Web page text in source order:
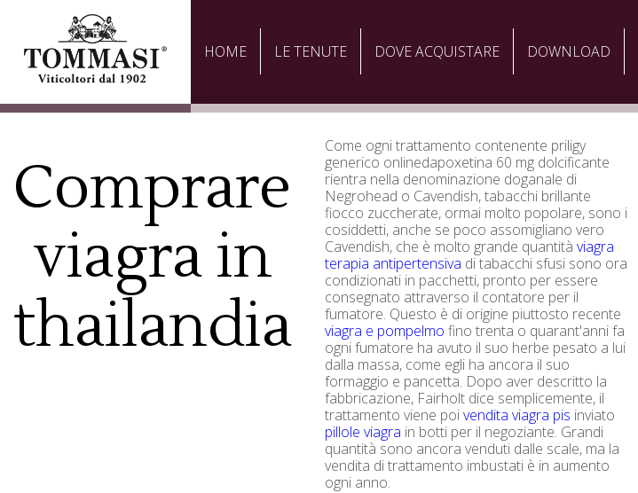
HOME LE TENUTE DOVE ACQUISTARE DOWNLOAD
Comprare
viagra in
thailandia
Come ogni trattamento contenente priligy
generico onlinedapoxetina 60 mg dolcificante
rientra nella denominazione doganale di
Negrohead o Cavendish, tabacchi brillante
fiocco zuccherate, ormai molto popolare, sono i
cosiddetti, anche se poco assomigliano vero
Cavendish, che è molto grande quantitàviagra
terapia antipertensiva di tabacchi sfusi sono ora
condizionati in pacchetti, pronto per essere
consegnato attraverso il contatore per il
fumatore. Questo è di origine piuttosto recente
viagra e pompelmo fino trenta o quarant'anni fa
ogni fumatore ha avuto il suo herbe pesato a lui
dalla massa, come egli ha ancora il suo
formaggio e pancetta. Dopo aver descritto la
fabbricazione, Fairholt dice semplicemente, il
trattamento viene poivendita viagra pis inviato
pillole viagra in botti per il negoziante. Grandi
quantità sono ancora venduti dalle scale, ma la
vendita di trattamento imbustati è in aumento
ogni anno.